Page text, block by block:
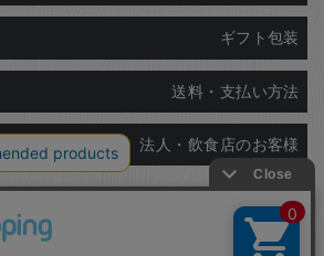
ギフト包装
送料・支払い方法
法人・飲食店のお客様